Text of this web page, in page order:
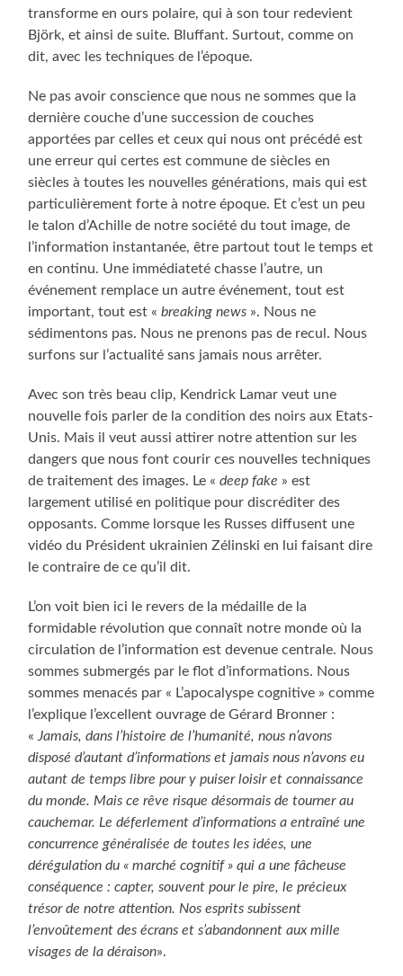
transforme en ours polaire, qui à son tour redevient
Björk, et ainsi de suite. Bluffant. Surtout, comme on
dit, avec les techniques de l’époque.
Ne pas avoir conscience que nous ne sommes que la
dernière couche d’une succession de couches
apportées par celles et ceux qui nous ont précédé est
une erreur qui certes est commune de siècles en
siècles à toutes les nouvelles générations, mais qui est
particulièrement forte à notre époque. Et c’est un peu
le talon d’Achille de notre société du tout image, de
l’information instantanée, être partout tout le temps et
en continu. Une immédiateté chasse l’autre, un
événement remplace un autre événement, tout est
important, tout est «breaking news ». Nous ne
sédimentons pas. Nous ne prenons pas de recul. Nous
surfons sur l’actualité sans jamais nous arrêter.
Avec son très beau clip, Kendrick Lamar veut une
nouvelle fois parler de la condition des noirs aux Etats-
Unis. Mais il veut aussi attirer notre attention sur les
dangers que nous font courir ces nouvelles techniques
de traitement des images. Le «deep fake » est
largement utilisé en politique pour discréditer des
opposants. Comme lorsque les Russes diffusent une
vidéo du Président ukrainien Zélinski en lui faisant dire
le contraire de ce qu’il dit.
L’on voit bien ici le revers de la médaille de la
formidable révolution que connaît notre monde où la
circulation de l’information est devenue centrale. Nous
sommes submergés par le flot d’informations. Nous
sommes menacés par « L’apocalyspe cognitive » comme
l’explique l’excellent ouvrage de Gérard Bronner :
« Jamais, dans l’histoire de l’humanité, nous n’avons
disposé d’autant d’informations et jamais nous n’avons eu
autant de temps libre pour y puiser loisir et connaissance
du monde. Mais ce rêve risque désormais de tourner au
cauchemar. Le déferlement d’informations a entraîné une
concurrence généralisée de toutes les idées, une
dérégulation du « marché cognitif » qui a une fâcheuse
conséquence : capter, souvent pour le pire, le précieux
trésor de notre attention. Nos esprits subissent
l’envoûtement des écrans et s’abandonnent aux mille
visages de la déraison».